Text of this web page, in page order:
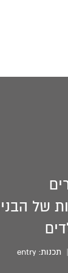
של
| תכנות:entry